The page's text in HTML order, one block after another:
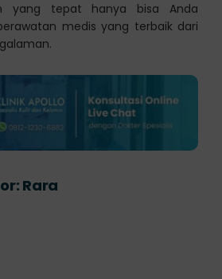
yang tepat hanya bisa Anda
medis yang terbaik dari
Rara